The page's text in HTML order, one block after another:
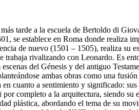
tarde a la escuela de Bertoldo di
se establece en Roma donde realiza
de nuevo (1501 – 1505), realiza su
rivalizando con Leonardo. Es
del Génesis y del antiguo
ambas obras como una
cuanto a sentimiento y significado: sus
completo a la arquitectura, siendo su
plástica, abordando el tema de su